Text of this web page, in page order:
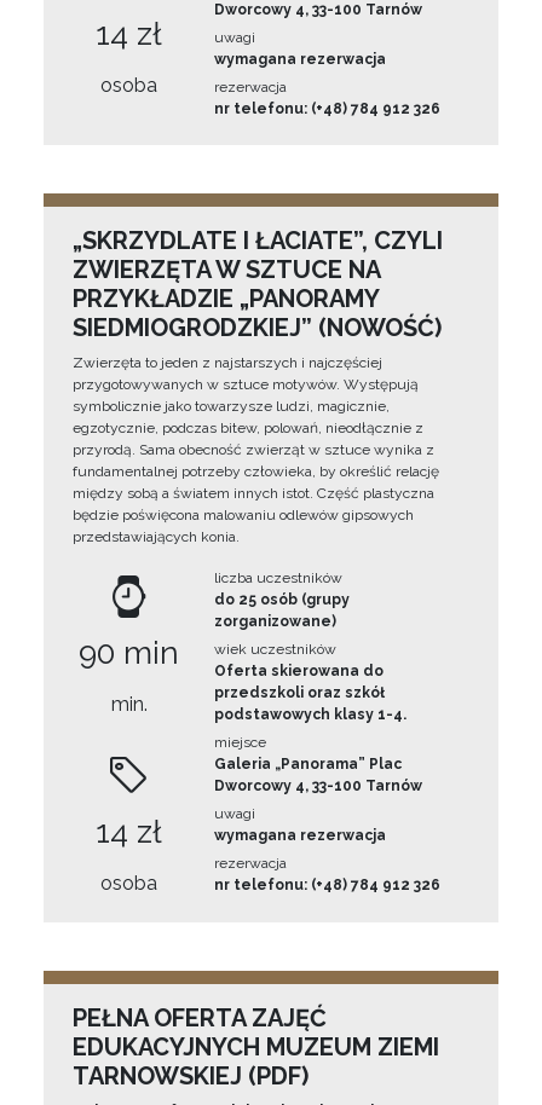
14 zł
osoba
Dworcowy 4, 33-100 Tarnów
uwagi
wymagana rezerwacja
rezerwacja
nr telefonu: (+48) 784 912 326
„SKRZYDLATE I ŁACIATE”, CZYLI
ZWIERZĘTA W SZTUCE NA
PRZYKŁADZIE „PANORAMY
SIEDMIOGRODZKIEJ” (NOWOŚĆ)
Zwierzęta to jeden z najstarszych i najczęściej
przygotowywanych w sztuce motywów. Występują
symbolicznie jako towarzysze ludzi, magicznie,
egzotycznie, podczas bitew, polowań, nieodłącznie z
przyrodą. Sama obecność zwierząt w sztuce wynika z
fundamentalnej potrzeby człowieka, by określić relację
między sobą a światem innych istot. Część plastyczna
będzie poświęcona malowaniu odlewów gipsowych
przedstawiających konia.
90 min
min.
14 zł
osoba
liczba uczestników
do 25 osób (grupy
zorganizowane)
wiek uczestników
Oferta skierowana do
przedszkoli oraz szkół
podstawowych klasy 1-4.
miejsce
Galeria „Panorama” Plac
Dworcowy 4, 33-100 Tarnów
uwagi
wymagana rezerwacja
rezerwacja
nr telefonu: (+48) 784 912 326
PEŁNA OFERTA ZAJĘĆ
EDUKACYJNYCH MUZEUM ZIEMI
TARNOWSKIEJ (PDF)